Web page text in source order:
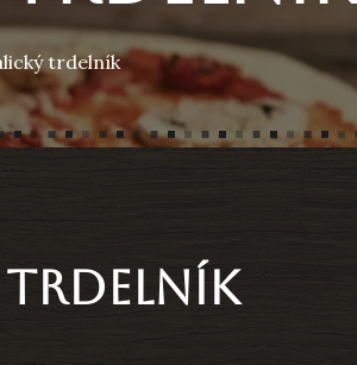
trdelník
trdelník